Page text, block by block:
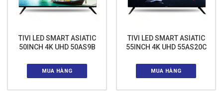
TIVI LED SMART ASIATIC
50INCH 4K UHD 50AS9B
MUA HÀNG
TIVI LED SMART ASIATIC
55INCH 4K UHD 55AS20C
MUA HÀNG